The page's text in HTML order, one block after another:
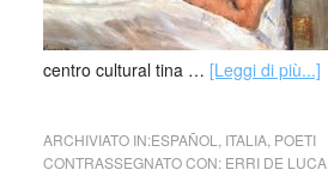
centro cultural tina … [Leggi di più...]
ARCHIVIATO IN:ESPAÑOL ITALIA, POETI
CONTRASSEGNATO CON: ERRI DE LUCA,